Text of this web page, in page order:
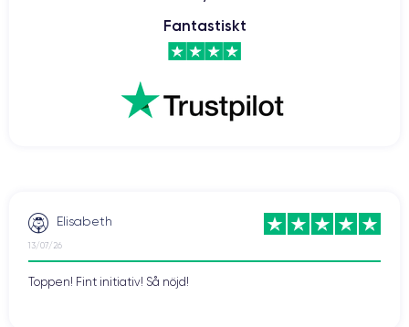
Fantastiskt
Elisabeth
13/07/26
Toppen! Fint initiativ! Så nöjd!